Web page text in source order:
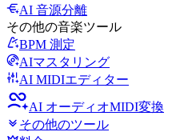
AI 音源分離
その他の音楽ツール
BPM 測定
AIマスタリング
AI MIDIエディター
AI オーディオMIDI変換
その他のツール